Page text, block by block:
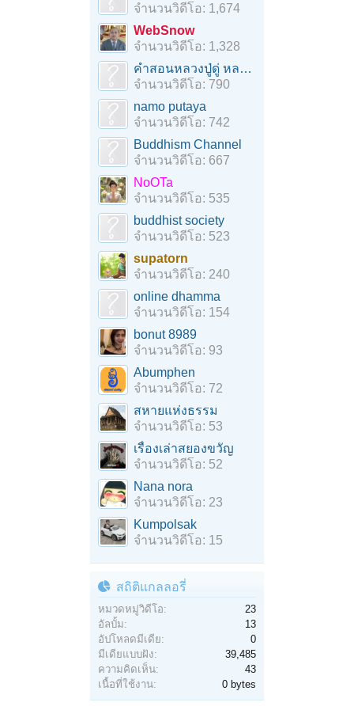
จำนวนวิดีโอ: 1,674
WebSnow
จำนวนวิดีโอ: 1,328
คำสอนหลวงปู่ดู่ หลวงตาม้า
จำนวนวิดีโอ: 790
namo putaya
จำนวนวิดีโอ: 742
Buddhism Channel
จำนวนวิดีโอ: 667
NoOTa
จำนวนวิดีโอ: 535
buddhist society
จำนวนวิดีโอ: 523
supatorn
จำนวนวิดีโอ: 240
online dhamma
จำนวนวิดีโอ: 154
bonut 8989
จำนวนวิดีโอ: 93
Abumphen
จำนวนวิดีโอ: 72
สหายแห่งธรรม
จำนวนวิดีโอ: 53
เรื่องเล่าสยองขวัญ
จำนวนวิดีโอ: 52
Nana nora
จำนวนวิดีโอ: 23
Kumpolsak
จำนวนวิดีโอ: 15
สถิติแกลลอรี่
หมวดหมู่วิดีโอ:
23
อัลบั้ม:
13
อัปโหลดมีเดีย:
0
มีเดียแบบฝัง:
39,485
ความคิดเห็น:
43
เนื้อที่ใช้งาน:
0 bytes